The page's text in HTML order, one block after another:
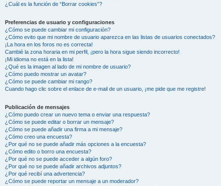
¿Cuál es la función de “Borrar cookies”?
Preferencias de usuario y configuraciones
¿Cómo se puede cambiar mi configuración?
¿Cómo evito que mi nombre de usuario aparezca en las listas de usuarios conectados?
¡La hora en los foros no es correcta!
Cambié la zona horaria en mi perfil, ¡pero la hora sigue siendo incorrecto!
¡Mi idioma no está en la lista!
¿Qué es la imagen al lado de mi nombre de usuario?
¿Cómo puedo mostrar un avatar?
¿Cómo se puede cambiar mi rango?
Cuando hago clic sobre el enlace de e-mail de un usuario, ¡me pide que me registre!
Publicación de mensajes
¿Cómo puedo crear un nuevo tema o enviar una respuesta?
¿Cómo se puede editar o borrar un mensaje?
¿Cómo se puede añadir una firma a mi mensaje?
¿Cómo creo una encuesta?
¿Por qué no se puede añadir más opciones a la encuesta?
¿Cómo edito o borro una encuesta?
¿Por qué no se puede acceder a algún foro?
¿Por qué no se puede añadir archivos adjuntos?
¿Por qué recibí una advertencia?
¿Cómo se puede reportar un mensaje a un moderador?